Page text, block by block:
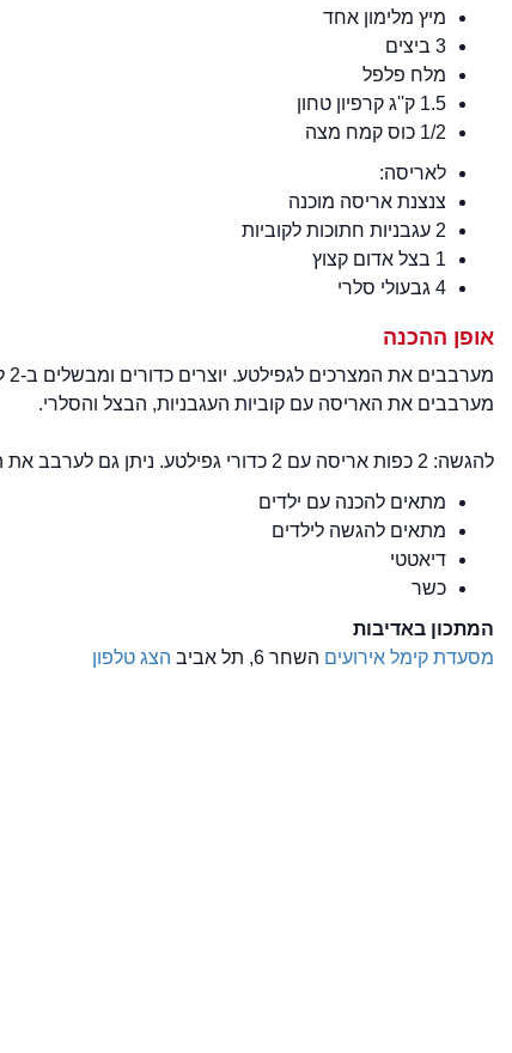
מיץ מלימון אחד
3 ביצים
מלח פלפל
1.5 ק''ג קרפיון טחון
1/2 כוס קמח מצה
לאריסה:
צנצנת אריסה מוכנה
2 עגבניות חתוכות לקוביות
1 בצל אדום קצוץ
4 גבעולי סלרי
אופן ההכנה
מערבבים את המצרכים לגפילטע. יוצרים כדורים ומבשלים ב-2 ליטר מים יחד עם הפפריקה, כפית המלח ומיץ הלימון במשך 15 דק' לערך.
מערבבים את האריסה עם קוביות העגבניות, הבצל והסלרי.
להגשה: 2 כפות אריסה עם 2 כדורי גפילטע. ניתן גם לערבב את האריסה עם קציצות הגפילטע ולהגיש כתבשיל.
מתאים להכנה עם ילדים
מתאים להגשה לילדים
דיאטטי
כשר
המתכון באדיבות
מסעדת קימל אירועים השחר 6, תל אביב הצג טלפון